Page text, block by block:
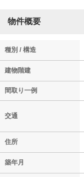
物件概要
種別 / 構造
建物階建
間取り一例
交通
住所
築年月